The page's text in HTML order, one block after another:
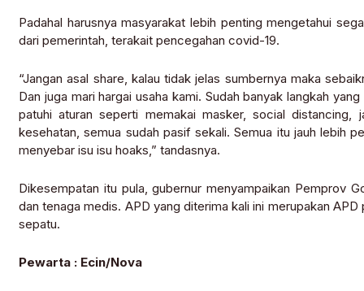
Padahal harusnya masyarakat lebih penting mengetahui
dari pemerintah, terakait pencegahan covid-19.
“Jangan asal share, kalau tidak jelas sumbernya maka
Dan juga mari hargai usaha kami. Sudah banyak langkah
patuhi aturan seperti memakai masker, social
kesehatan, semua sudah pasif sekali. Semua itu jauh lebih
menyebar isu isu hoaks,” tandasnya.
Dikesempatan itu pula, gubernur menyampaikan Pemprov
dan tenaga medis. APD yang diterima kali ini merupakan
sepatu.
Pewarta : Ecin/Nova